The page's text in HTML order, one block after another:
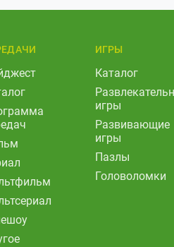
ИГРЫ
Каталог
игры
Развивающие
игры
Пазлы
Головоломки